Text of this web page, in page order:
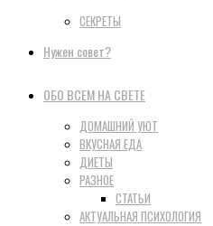
СЕКРЕТЫ
Нужен совет?
ОБО ВСЕМ НА СВЕТЕ
ДОМАШНИЙ УЮТ
ВКУСНАЯ ЕДА
ДИЕТЫ
РАЗНОЕ
СТАТЬИ
АКТУАЛЬНАЯ ПСИХОЛОГИЯ